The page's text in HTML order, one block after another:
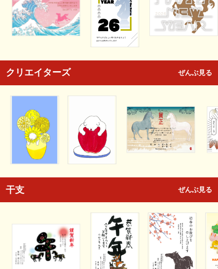
クリエイターズ ぜんぶ見る
干支 ぜんぶ見る